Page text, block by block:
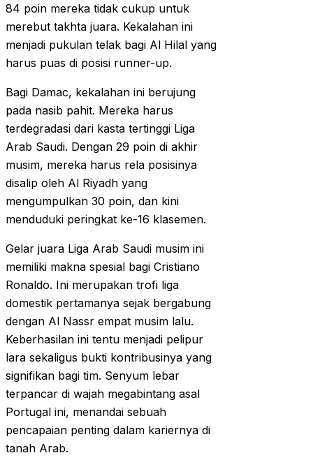
84 poin mereka tidak cukup untuk
merebut takhta juara. Kekalahan ini
menjadi pukulan telak bagi Al Hilal yang
harus puas di posisi runner-up.
Bagi Damac, kekalahan ini berujung
pada nasib pahit. Mereka harus
terdegradasi dari kasta tertinggi Liga
Arab Saudi. Dengan 29 poin di akhir
musim, mereka harus rela posisinya
disalip oleh Al Riyadh yang
mengumpulkan 30 poin, dan kini
menduduki peringkat ke-16 klasemen.
Gelar juara Liga Arab Saudi musim ini
memiliki makna spesial bagi Cristiano
Ronaldo. Ini merupakan trofi liga
domestik pertamanya sejak bergabung
dengan Al Nassr empat musim lalu.
Keberhasilan ini tentu menjadi pelipur
lara sekaligus bukti kontribusinya yang
signifikan bagi tim. Senyum lebar
terpancar di wajah megabintang asal
Portugal ini, menandai sebuah
pencapaian penting dalam kariernya di
tanah Arab.